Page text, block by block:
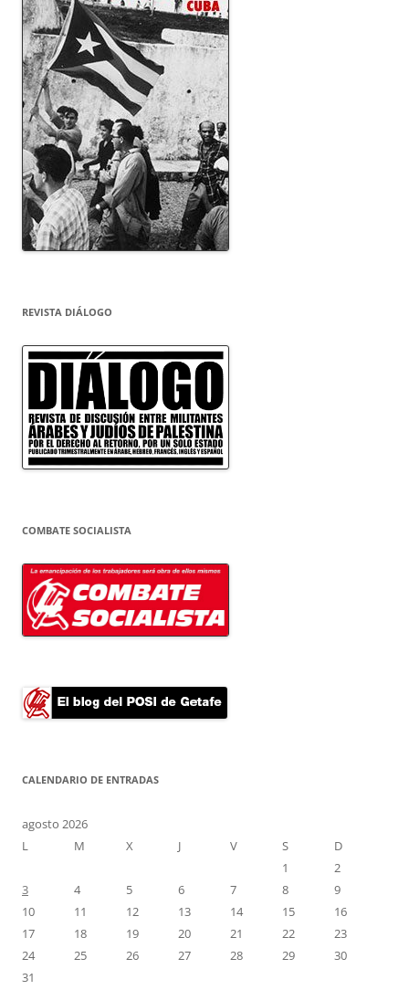
REVISTA DIÁLOGO
COMBATE SOCIALISTA
CALENDARIO DE ENTRADAS
agosto 2026
L
M X J V S
D
1
2
3
4 5 6 7 8
9
10
11 12 13 14 15
16
17
18 19 20 21 22
23
24
25 26 27 28 29
30
31